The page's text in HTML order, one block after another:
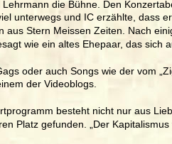
die Bühne. Den
unterwegs und IC erzählte, dass
Stern Meissen Zeiten. Nach
wie ein altes Ehepaar, das sich
oder auch Songs wie der vom
der Videoblogs.
besteht nicht nur aus
Platz gefunden. „Der Kapitalismus